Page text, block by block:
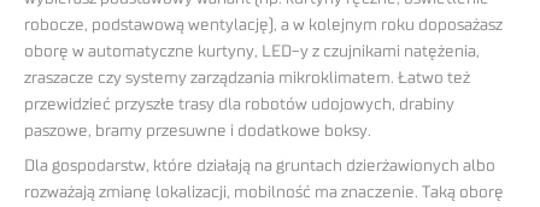
robocze, podstawową wentylację), a w kolejnym roku doposażasz
oborę w automatyczne kurtyny, LED-y z czujnikami natężenia,
zraszacze czy systemy zarządzania mikroklimatem. Łatwo też
przewidzieć przyszłe trasy dla robotów udojowych, drabiny
paszowe, bramy przesuwne i dodatkowe boksy.
Dla gospodarstw, które działają na gruntach dzierżawionych albo
rozważają zmianę lokalizacji, mobilność ma znaczenie. Taką oborę